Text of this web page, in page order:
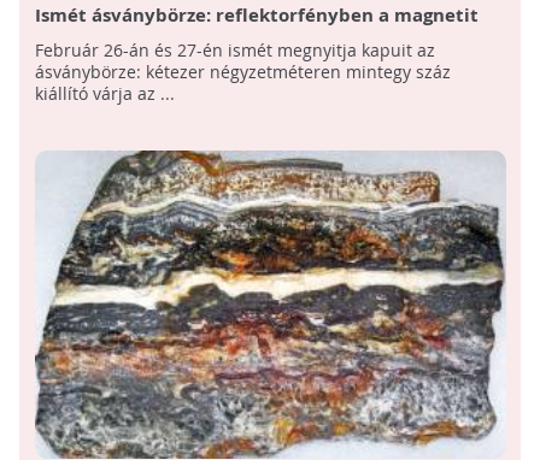
Ismét ásványbörze: reflektorfényben a magnetit
Február 26-án és 27-én ismét megnyitja kapuit az
ásványbörze: kétezer négyzetméteren mintegy száz
kiállító várja az ...